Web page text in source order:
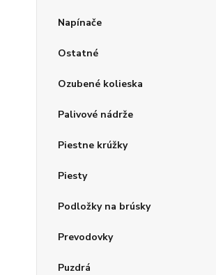
Napínače
Ostatné
Ozubené kolieska
Palivové nádrže
Piestne krúžky
Piesty
Podložky na brúsky
Prevodovky
Puzdrá